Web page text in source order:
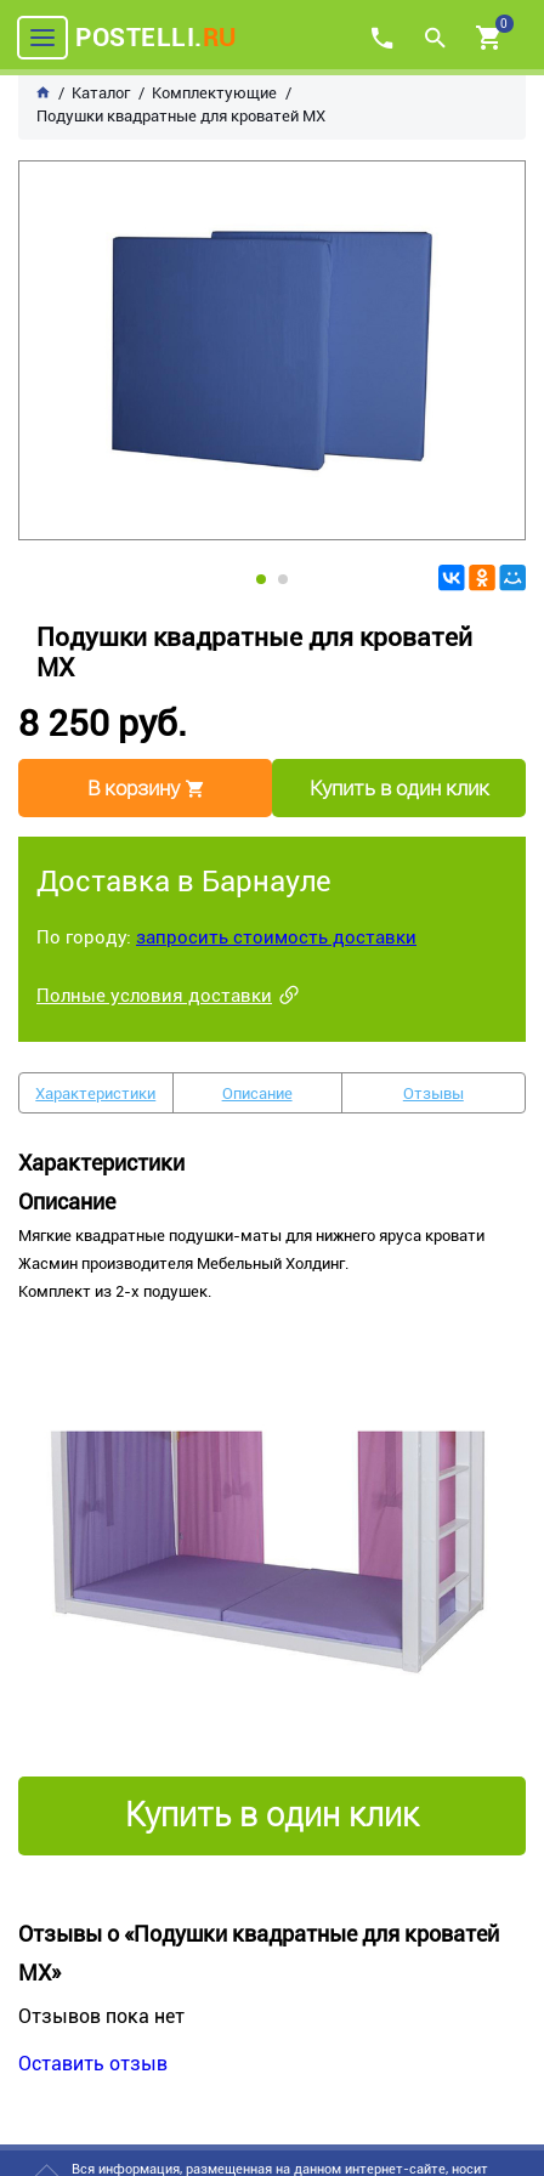
POSTELLI.RU 0
Каталог
Комплектующие
Подушки квадратные для кроватей МХ
Подушки квадратные для кроватей
МХ
8 250 руб.
В корзину Купить в один клик
Доставка в Барнауле
По городу: запросить стоимость доставки
Полные условия доставки
Характеристики Описание Отзывы
Характеристики
Описание
Мягкие квадратные подушки-маты для нижнего яруса кровати
Жасмин производителя Мебельный Холдинг.
Комплект из 2-х подушек.
Купить в один клик
Отзывы о «Подушки квадратные для кроватей
МХ»
Отзывов пока нет
Оставить отзыв
Вся информация, размещенная на данном интернет-сайте, носит